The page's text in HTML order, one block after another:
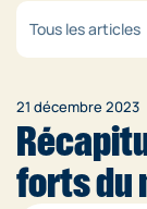
Tous les articles
21 décembre 2023
forts du